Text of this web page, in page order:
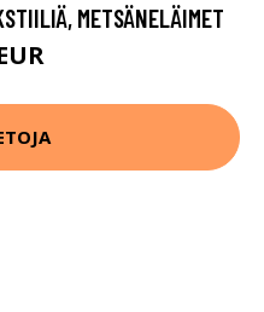
METSÄNELÄIMET